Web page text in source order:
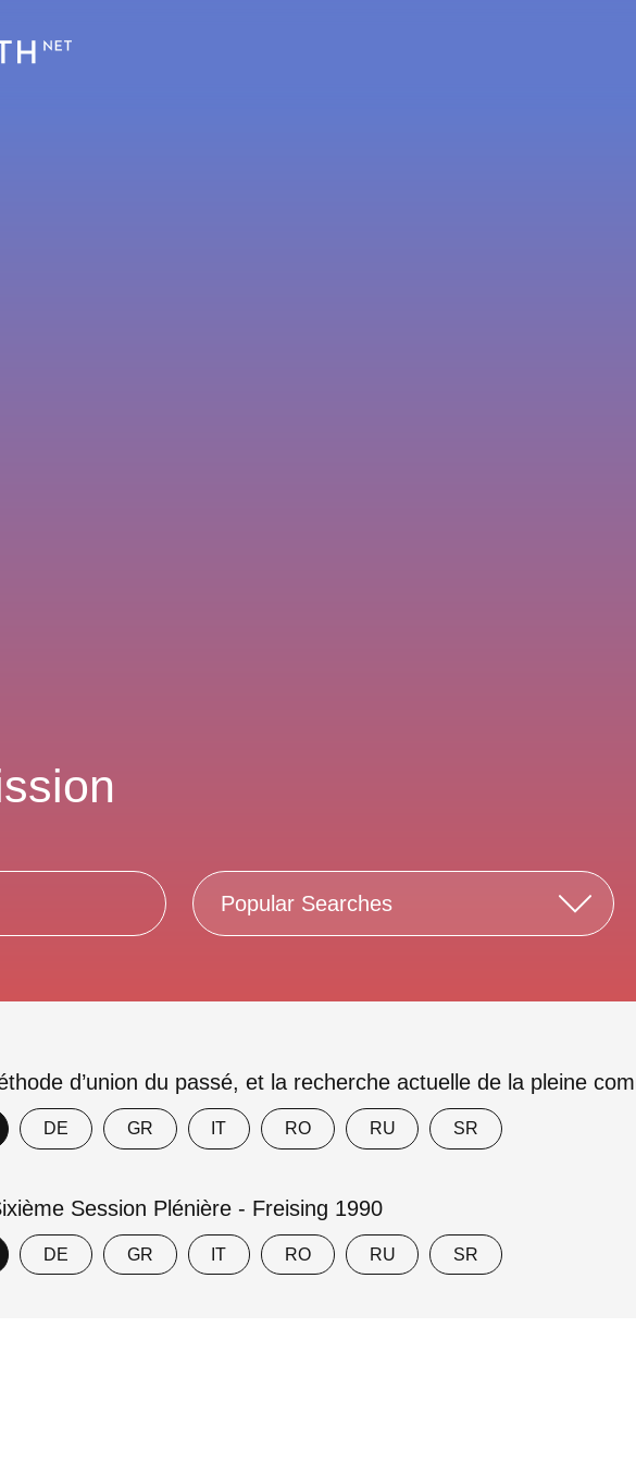
Popular Searches
d’union du passé, et la recherche actuelle de la pleine
DE GR IT RO RU SR
Session Plénière - Freising 1990
DE GR IT RO RU SR